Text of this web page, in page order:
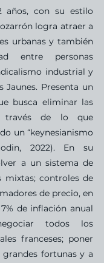
años, con su estilo
logra atraer a
urbanas y también
entre personas
industrial y
Jaunes. Presenta un
busca eliminar las
través de lo que
un “keynesianismo
2022). En su
a un sistema de
mixtas; controles de
de precio, en
de inflación anual
todos los
franceses; poner
fortunas y a